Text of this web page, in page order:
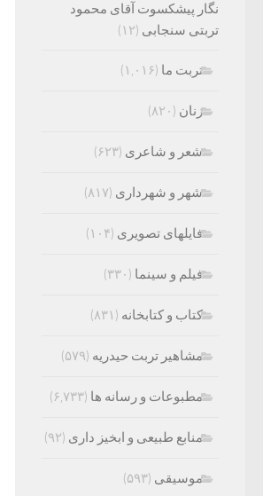
نگار پیشکسوت آقای محمود
تربتی سنجابی (۱۲)
تربت ما (۱,۰۱۶)
زنان (۸۲۰)
شعر و شاعری (۶۲۳)
شهر و شهرداری (۸۱۷)
فایلهای تصویری (۱۰۴)
فیلم و سینما (۳۳۰)
کتاب و کتابخانه (۸۳۱)
مشاهیر تربت حیدریه (۵۷۹)
مطبوعات و رسانه ها (۶,۷۳۳)
منابع طبیعی و ابخیز داری (۹۲)
موسیقی (۵۹۳)